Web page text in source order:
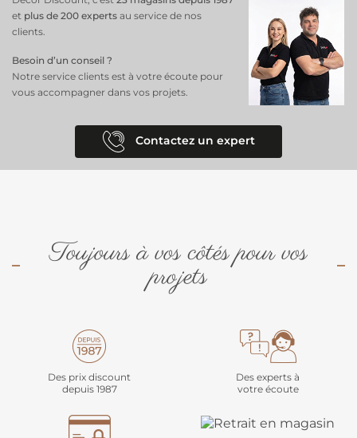
et plus de 200 experts au service de nos
clients.
Besoin d’un conseil ?
Notre service clients est à votre écoute pour
vous accompagner dans vos projets.
Contactez un expert
Toujours à vos côtés pour vos
projets
Des prix discount
depuis 1987
Des experts à
votre écoute